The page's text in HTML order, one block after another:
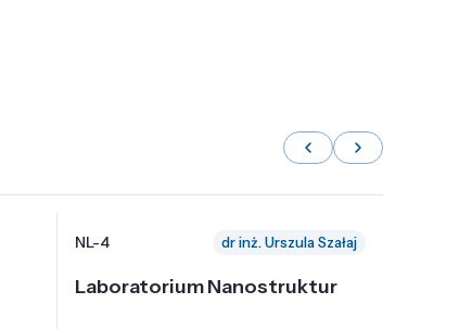
NL-4 dr inż. Urszula Szałaj
Laboratorium Nanostruktur